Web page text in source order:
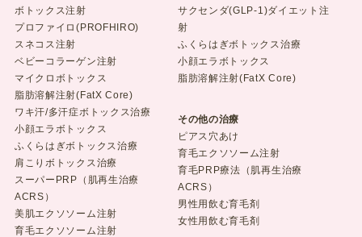
ボトックス注射
プロファイロ(PROFHIRO)
スネコス注射
ベビーコラーゲン注射
マイクロボトックス
脂肪溶解注射(FatX Core)
ワキ汗/多汗症ボトックス治療
小顔エラボトックス
ふくらはぎボトックス治療
肩こりボトックス治療
スーパーPRP（肌再生治療
ACRS）
美肌エクソソーム注射
育毛エクソソーム注射
サクセンダ(GLP-1)ダイエット注
射
ふくらはぎボトックス治療
小顔エラボトックス
脂肪溶解注射(FatX Core)
その他の治療
ピアス穴あけ
育毛エクソソーム注射
育毛PRP療法（肌再生治療
ACRS）
男性用飲む育毛剤
女性用飲む育毛剤